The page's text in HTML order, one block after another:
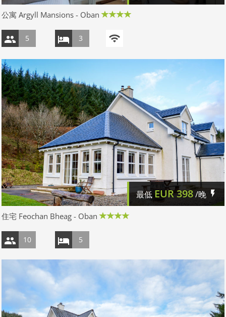
公寓 Argyll Mansions - Oban
5 3
最低 EUR398/晚
住宅 Feochan Bheag - Oban
10 5